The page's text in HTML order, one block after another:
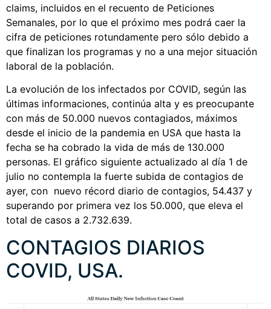
claims, incluidos en el recuento de Peticiones
Semanales, por lo que el próximo mes podrá caer la
cifra de peticiones rotundamente pero sólo debido a
que finalizan los programas y no a una mejor situación
laboral de la población.
La evolución de los infectados por COVID, según las
últimas informaciones, continúa alta y es preocupante
con más de 50.000 nuevos contagiados, máximos
desde el inicio de la pandemia en USA que hasta la
fecha se ha cobrado la vida de más de 130.000
personas. El gráfico siguiente actualizado al día 1 de
julio no contempla la fuerte subida de contagios de
ayer, con nuevo récord diario de contagios, 54.437 y
superando por primera vez los 50.000, que eleva el
total de casos a 2.732.639.
CONTAGIOS DIARIOS
COVID, USA.